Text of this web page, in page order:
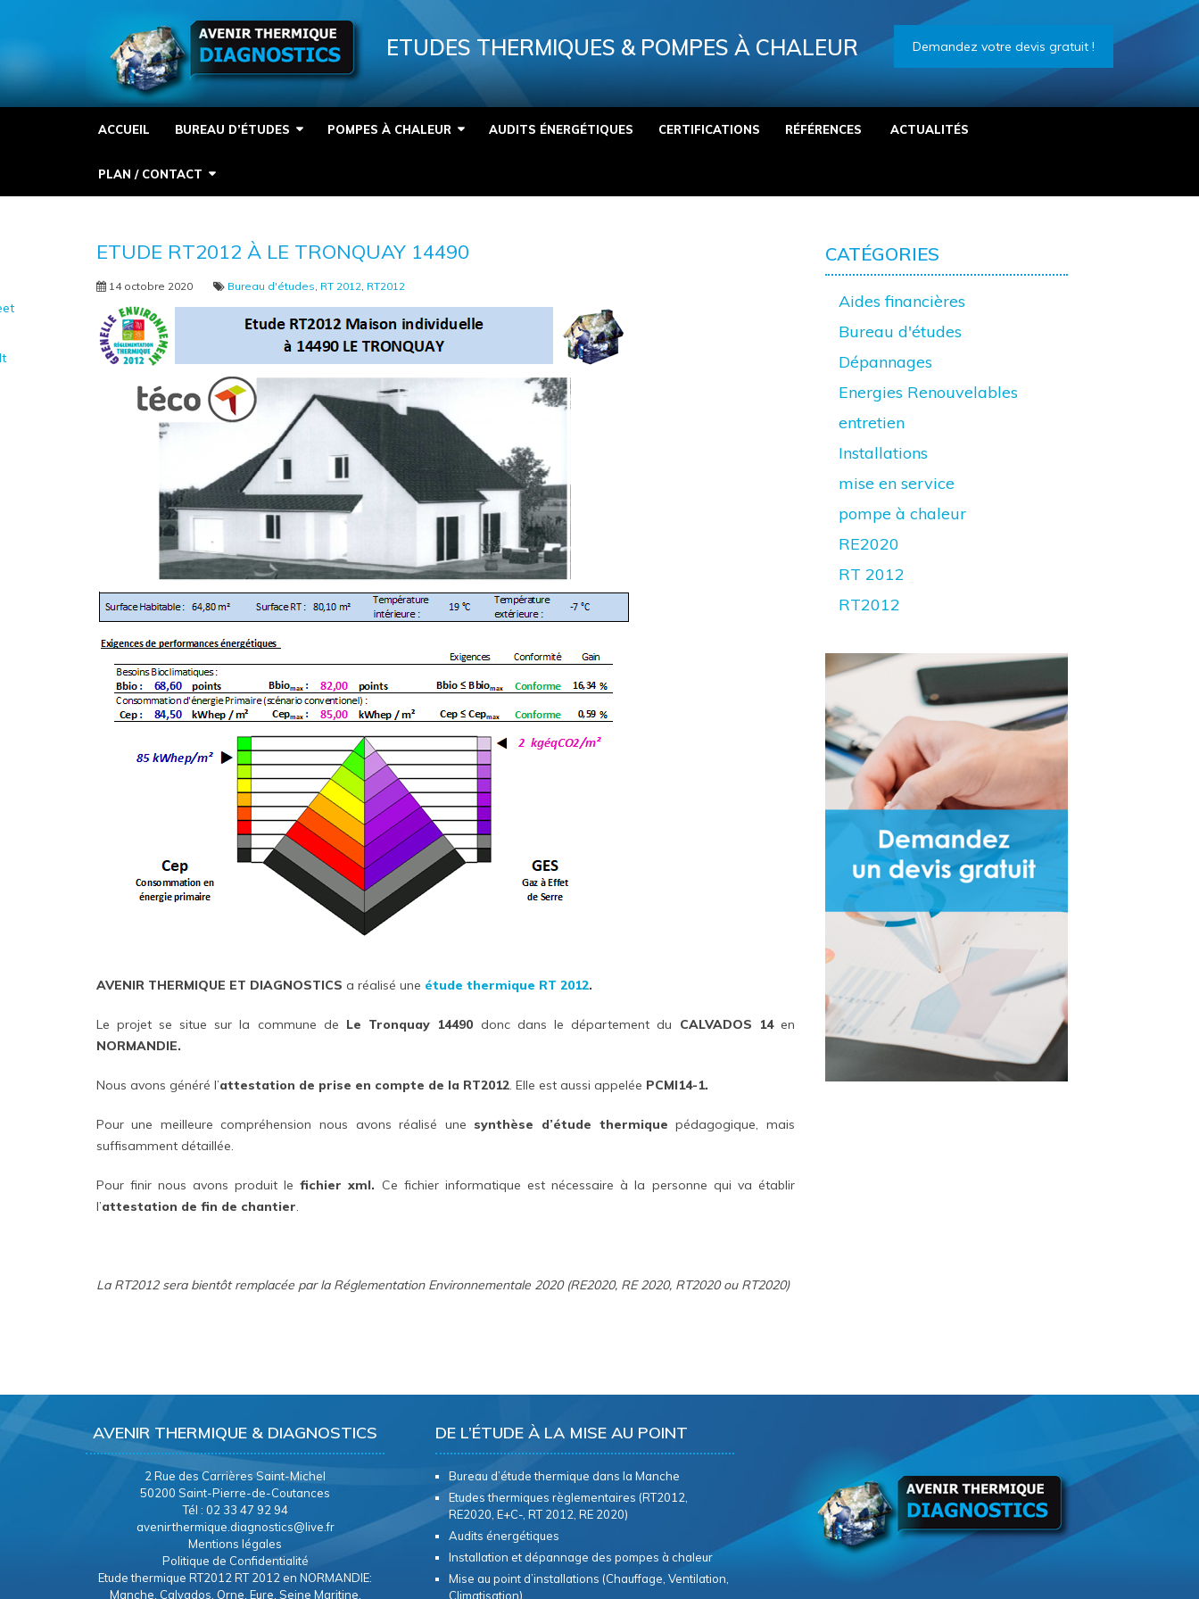
Demandez votre devis gratuit !
ETUDES THERMIQUES & POMPES À CHALEUR
ACCUEIL BUREAU D’ÉTUDES POMPES À CHALEUR AUDITS ÉNERGÉTIQUES CERTIFICATIONS RÉFÉRENCES ACTUALITÉS
PLAN / CONTACT
ETUDE RT2012 À LE TRONQUAY 14490
14 octobre 2020 Bureau d'études RT 2012 RT2012
AVENIR THERMIQUE ET DIAGNOSTICS a réalisé une étude thermique RT 2012.
Le projet se situe sur la commune de Le Tronquay 14490 donc dans le département du CALVADOS 14 en
NORMANDIE.
Nous avons généré l’attestation de prise en compte de la RT2012. Elle est aussi appelée PCMI14-1.
Pour une meilleure compréhension nous avons réalisé une synthèse d’étude thermique pédagogique, mais
suffisamment détaillée.
Pour finir nous avons produit lefichier xml. Ce fichier informatique est nécessaire à la personne qui va établir
l’attestation de fin de chantier
La RT2012 sera bientôt remplacée par la Réglementation Environnementale 2020 (RE2020, RE 2020, RT2020 ou RT2020)
CATÉGORIES
Aides financières
Bureau d'études
Dépannages
Energies Renouvelables
entretien
Installations
mise en service
pompe à chaleur
RE2020
RT 2012
RT2012
AVENIR THERMIQUE & DIAGNOSTICS
2 Rue des Carrières Saint-Michel
50200 Saint-Pierre-de-Coutances
Tél : 02 33 47 92 94
avenirthermique.diagnostics@live.fr
Mentions légales
Politique de Confidentialité
Etude thermique RT2012 RT 2012 en NORMANDIE:
Manche, Calvados, Orne, Eure, Seine Maritine.
DE L’ÉTUDE À LA MISE AU POINT
Bureau d’étude thermique dans la Manche
Etudes thermiques règlementaires (RT2012,
RE2020, E+C-, RT 2012, RE 2020)
Audits énergétiques
Installation et dépannage des pompes à chaleur
Mise au point d’installations (Chauffage, Ventilation,
Climatisation)